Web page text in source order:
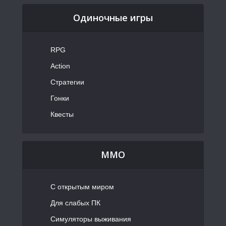
Одиночные игры
RPG
Action
Стратегии
Гонки
Квесты
MMO
С открытым миром
Для слабых ПК
Симуляторы выживания